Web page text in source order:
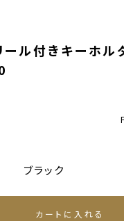
ル付きキーホル
ブラック
カートに入れる